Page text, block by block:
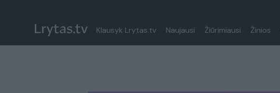
Klausyk Lrytas.tv Naujausi Žiūrimiausi Žinios